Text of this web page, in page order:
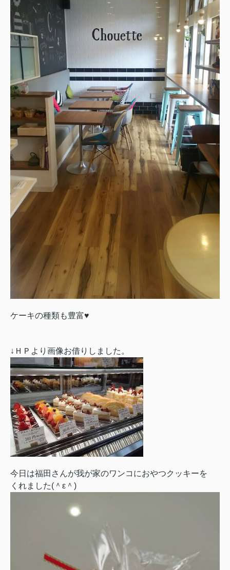
ケーキの種類も豊富♥
↓ＨＰより画像お借りしました。
今日は福田さんが我が家のワンコにおやつクッキーを
くれました(＾ε＾)